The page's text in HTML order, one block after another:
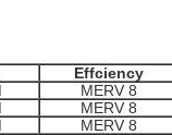
Effciency
MERV 8
MERV 8
MERV 8